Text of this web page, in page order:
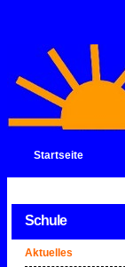
Startseite
Schule
Aktuelles